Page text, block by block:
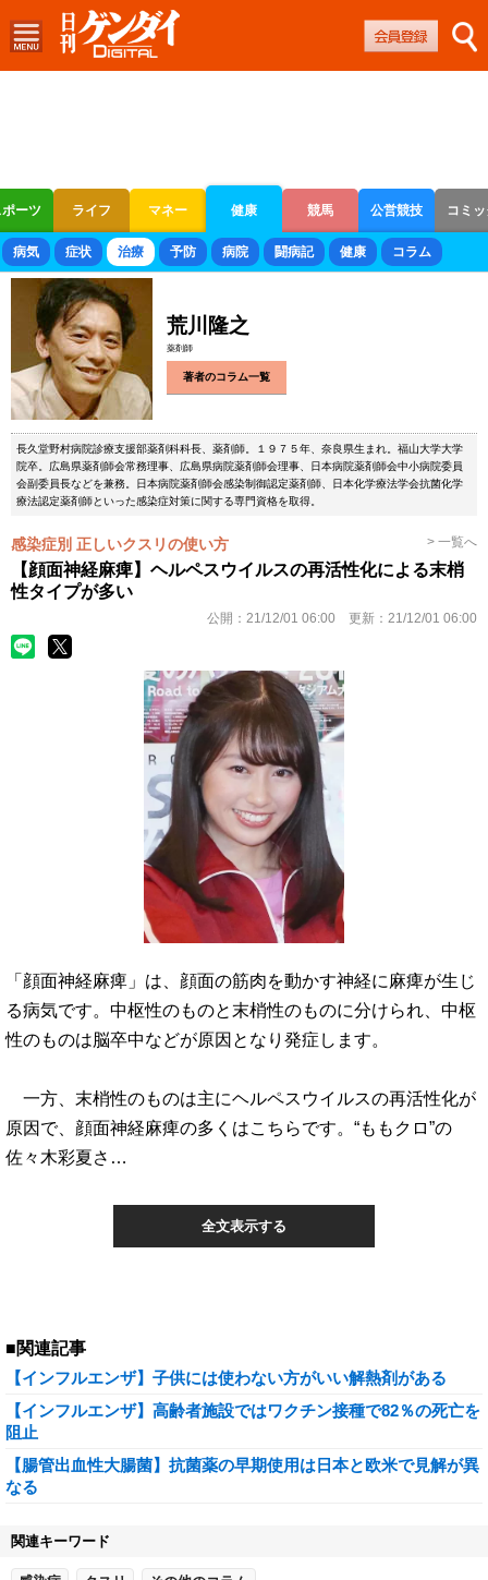
ーツ ライフ マネー 健康 競馬 公営競技 コミ
ボートレース 競輪 オートレース
病気 症状 治療 予防 病院 闘病記 健康 コラム
荒川隆之
薬剤師
著者のコラム一覧
長久堂野村病院診療支援部薬剤科科長、薬剤師。１９７５年、奈良県生まれ。福山大学大学
院卒。広島県薬剤師会常務理事、広島県病院薬剤師会理事、日本病院薬剤師会中小病院委員
会副委員長などを兼務。日本病院薬剤師会感染制御認定薬剤師、日本化学療法学会抗菌化学
療法認定薬剤師といった感染症対策に関する専門資格を取得。
感染症別 正しいクスリの使い方 > 一覧へ
【顔面神経麻痺】ヘルペスウイルスの再活性化による末梢
性タイプが多い
公開： 21/12/01 06:00 更新： 21/12/01 06:00
「顔面神経麻痺」は、顔面の筋肉を動かす神経に麻痺が生じ
る病気です。中枢性のものと末梢性のものに分けられ、中枢
性のものは脳卒中などが原因となり発症します。
一方、末梢性のものは主にヘルペスウイルスの再活性化が
原因で、顔面神経麻痺の多くはこちらです。“ももクロ”の
佐々木彩夏さ…
全文表示する
■関連記事
【インフルエンザ】子供には使わない方がいい解熱剤がある
【インフルエンザ】高齢者施設ではワクチン接種で82％の死亡を
阻止
【腸管出血性大腸菌】抗菌薬の早期使用は日本と欧米で見解が異
なる
関連キーワード